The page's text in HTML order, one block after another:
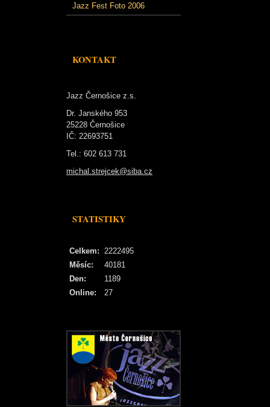
Jazz Fest Foto 2006
KONTAKT
Jazz Černošice z.s.
Dr. Janského 953
25228 Černošice
IČ: 22693751
Tel.: 602 613 731
michal.strejcek@siba.cz
STATISTIKY
Online: 27
Celkem: 2222495
Měsíc:
40181
Den:
1189